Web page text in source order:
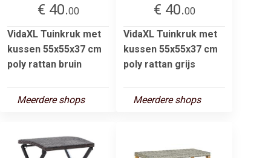
€ 40.00
VidaXL Tuinkruk met
kussen 55x55x37 cm
poly rattan bruin
Meerdere shops
€ 40.00
VidaXL Tuinkruk met
kussen 55x55x37 cm
poly rattan grijs
Meerdere shops